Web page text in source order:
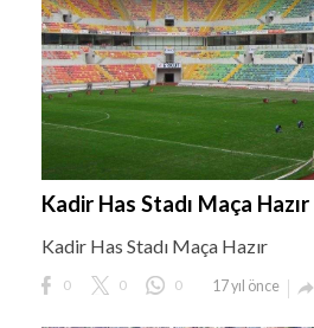
Kadir Has Stadı Maça Hazır
Kadir Has Stadı Maça Hazır
0 0 0 17 yıl önce 